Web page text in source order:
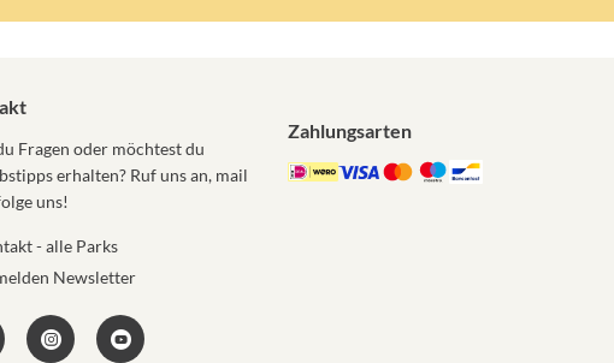
Fragen oder möchtest du
erhalten? Ruf uns an, mail
uns!
- alle Parks
Newsletter
Zahlungsarten